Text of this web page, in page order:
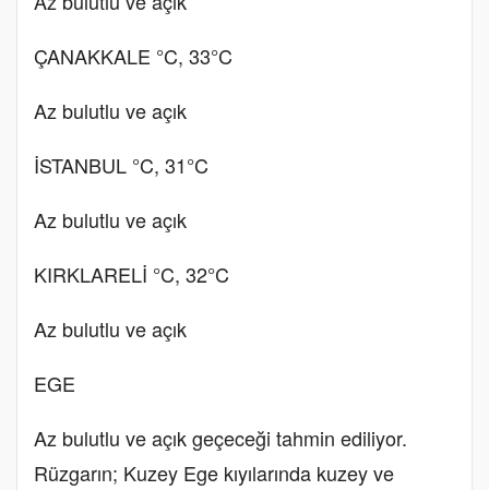
ÇANAKKALE °C, 33°C
Az bulutlu ve açık
İSTANBUL °C, 31°C
Az bulutlu ve açık
KIRKLARELİ °C, 32°C
Az bulutlu ve açık
EGE
Az bulutlu ve açık geçeceği tahmin ediliyor.
Rüzgarın; Kuzey Ege kıyılarında kuzey ve